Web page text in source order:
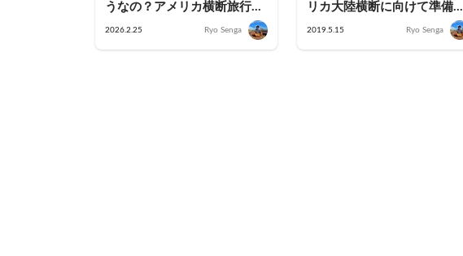
うなの？アメリカ横断旅行の
1日を公開！
2026.2.25 Ryo Senga
リカ大陸横断に向けて準備し
た４つのこと
2019.5.15 Ryo Senga